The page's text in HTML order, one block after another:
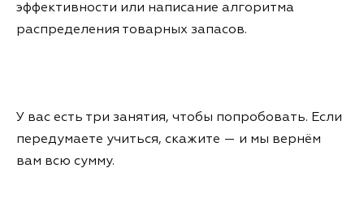
эффективности или написание алгоритма
распределения товарных запасов.
У вас есть три занятия, чтобы попробовать. Если
передумаете учиться, скажите — и мы вернём
вам всю сумму.